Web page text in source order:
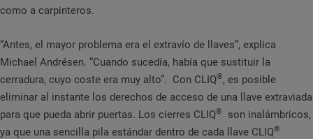
como a carpinteros.
“Antes, el mayor problema era el extravío de llaves”, explica
Michael Andrésen. “Cuando sucedía, había que sustituir la
cerradura, cuyo coste era muy alto”. Con CLIQ®, es posible
eliminar al instante los derechos de acceso de una llave extraviada
para que pueda abrir puertas. Los cierres CLIQ®
son inalámbricos,
ya que una sencilla pila estándar dentro de cada llave CLIQ®